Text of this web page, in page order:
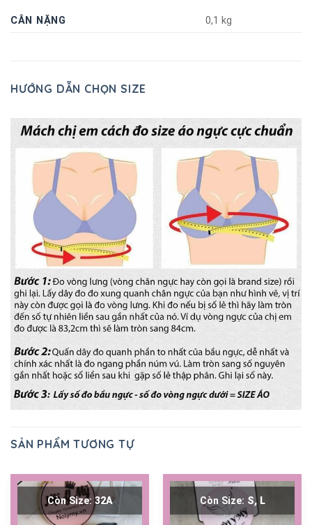
CÂN NẶNG 0,1 kg
HƯỚNG DẪN CHỌN SIZE
SẢN PHẨM TƯƠNG TỰ
Còn Size:32A Còn Size: S, L